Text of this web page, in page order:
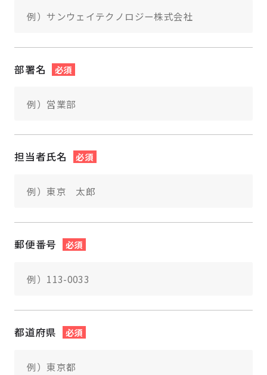
部署名 必須
担当者氏名 必須
郵便番号 必須
都道府県 必須